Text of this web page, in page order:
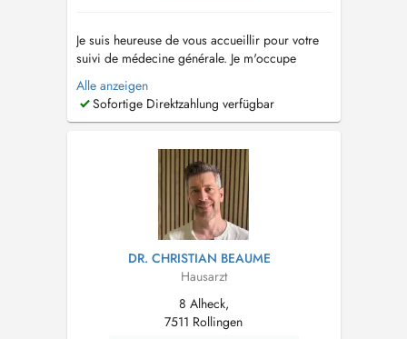
Je suis heureuse de vous accueillir pour votre
suivi de médecine générale. Je m'occupe
également de la santé des enfants dès la
naissance jusqu'à l'âge adulte, y compris les
vaccins. Ainsi que de la santé de la femme (
également des échographies abdomin...
Alle anzeigen
Sofortige Direktzahlung verfügbar
DR. CHRISTIAN BEAUME
Hausarzt
8 Alheck,
7511 Rollingen